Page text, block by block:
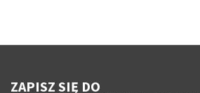
ZAPISZ SIĘ DO